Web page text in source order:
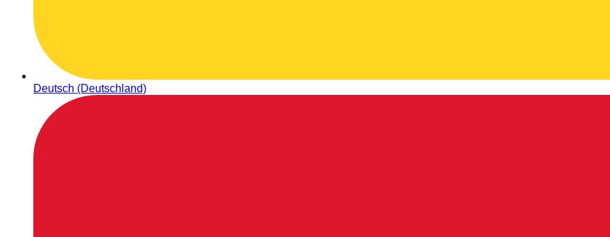
Deutsch (Deutschland)